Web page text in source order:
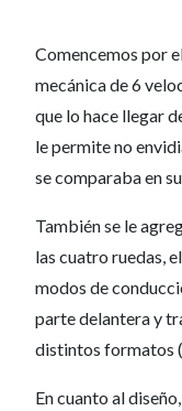
Comencemos por
mecánica de 6
que lo hace llegar
le permite no
se comparaba en
También se le
las cuatro ruedas,
modos de
parte delantera y
distintos formatos
En cuanto al